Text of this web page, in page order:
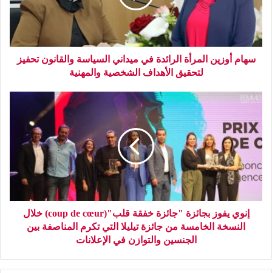
سهام أوزين المرأة الرائدة في ميداني السياسة والقانون تحفيز
لتحقيق الأهداف الشخصية والمهنية
إنوي يفوز بجائزة "جائزة خفقة قلب"(coup de cœur) خلال
النسخة الخامسة من جائزة تيليلا التي تكرم المناصفة بين
الجنسين والتوازن في الإعلانات